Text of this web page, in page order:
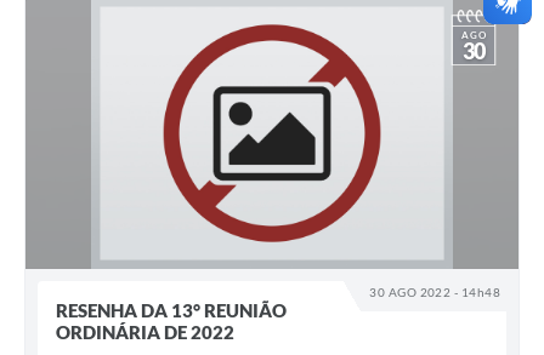
30 AGO 2022 - 14h48
AGO
30
RESENHA DA 13° REUNIÃO
ORDINÁRIA DE 2022